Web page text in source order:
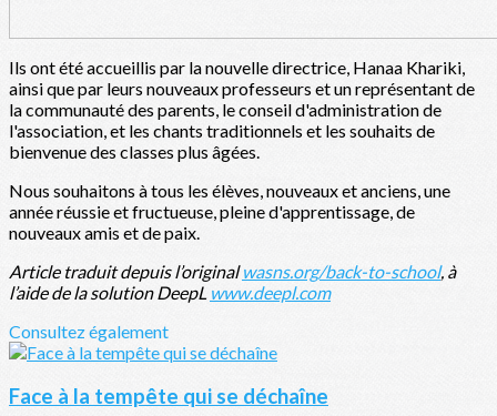
Ils ont été accueillis par la nouvelle directrice, Hanaa Khariki,
ainsi que par leurs nouveaux professeurs et un représentant de
la communauté des parents, le conseil d'administration de
l'association, et les chants traditionnels et les souhaits de
bienvenue des classes plus âgées.
Nous souhaitons à tous les élèves, nouveaux et anciens, une
année réussie et fructueuse, pleine d'apprentissage, de
nouveaux amis et de paix.
Article traduit depuis l’originalwasns.org/back-to-school, à
l’aide de la solution DeepL www.deepl.com
Consultez également
Face à la tempête qui se déchaîne